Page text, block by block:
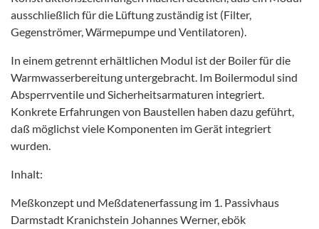
ausschließlich für die Lüftung zuständig ist (Filter,
Gegenströmer, Wärmepumpe und Ventilatoren).
In einem getrennt erhältlichen Modul ist der Boiler für die
Warmwasserbereitung untergebracht. Im Boilermodul sind
Absperrventile und Sicherheitsarmaturen integriert.
Konkrete Erfahrungen von Baustellen haben dazu geführt,
daß möglichst viele Komponenten im Gerät integriert
wurden.
Inhalt:
Meßkonzept und Meßdatenerfassung im 1. Passivhaus
Darmstadt Kranichstein Johannes Werner, ebök